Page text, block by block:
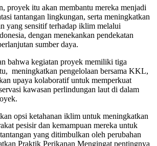
proyek itu akan membantu mereka menjadi
tantangan lingkungan, serta meningkatkan
yang sensitif terhadap iklim melalui
dengan menekankan pendekatan
sumber daya.
bahwa kegiatan proyek memiliki tiga
meningkatkan pengelolaan bersama KKL,
upaya kolaboratif untuk memperkuat
kawasan perlindungan laut di dalam
opsi ketahanan iklim untuk meningkatkan
pesisir dan kemampuan mereka untuk
yang ditimbulkan oleh perubahan
Praktik Perikanan Mengingat pentingnya